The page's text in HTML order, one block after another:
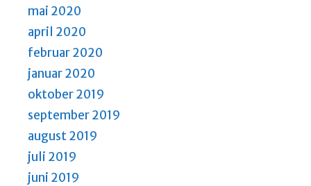
mai 2020
april 2020
februar 2020
januar 2020
oktober 2019
september 2019
august 2019
juli 2019
juni 2019